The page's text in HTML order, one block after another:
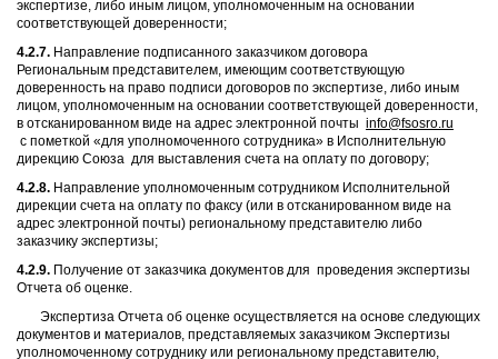
экспертизе, либо иным лицом, уполномоченным на основании
соответствующей доверенности;
4.2.7. Направление подписанного заказчиком договора
Региональным представителем, имеющим соответствующую
доверенность на право подписи договоров по экспертизе, либо иным
лицом, уполномоченным на основании соответствующей доверенности,
в отсканированном виде на адрес электронной почты info@fsosro.ru
с пометкой «для уполномоченного сотрудника» в Исполнительную
дирекцию Союза для выставления счета на оплату по договору;
4.2.8. Направление уполномоченным сотрудником Исполнительной
дирекции счета на оплату по факсу (или в отсканированном виде на
адрес электронной почты) региональному представителю либо
заказчику экспертизы;
4.2.9. Получение от заказчика документов для проведения экспертизы
Отчета об оценке.
Экспертиза Отчета об оценке осуществляется на основе следующих
документов и материалов, представляемых заказчиком Экспертизы
уполномоченному сотруднику или региональному представителю,